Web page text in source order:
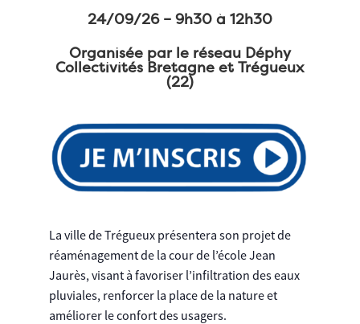
24/09/26 – 9h30 à 12h30
Organisée par le réseau Déphy
Collectivités Bretagne et Trégueux
(22)
La ville de Trégueux présentera son projet de
réaménagement de la cour de l’école Jean
Jaurès, visant à favoriser l’infiltration des eaux
pluviales, renforcer la place de la nature et
améliorer le confort des usagers.